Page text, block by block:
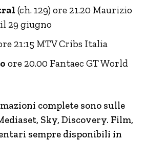
(ch. 129) ore 21.20 Maurizio
29 giugno
21:15 MTV Cribs Italia
ore 20.00 Fantaec GT World
complete sono sulle
Sky, Discovery. Film,
sempre disponibili in